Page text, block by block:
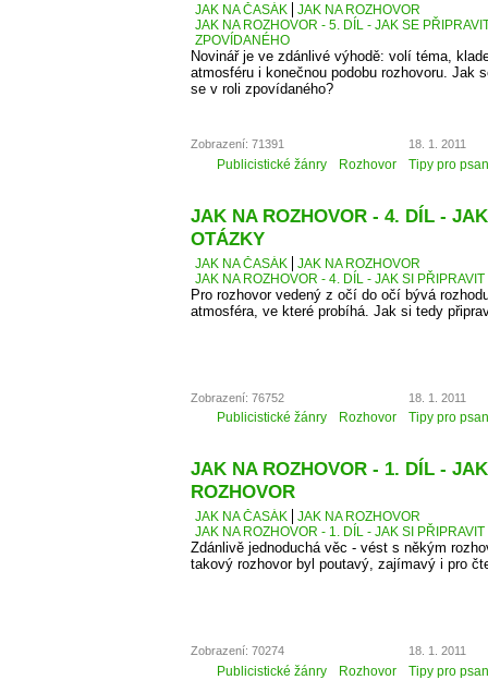
JAK NA ČASÁK
JAK NA ROZHOVOR
JAK NA ROZHOVOR - 5. DÍL - JAK SE
ZPOVÍDANÉHO
Novinář je ve zdánlivé výhodě: volí téma,
atmosféru i konečnou podobu rozhovoru. Jak
se v roli zpovídaného?
Zobrazení: 71391 18. 1. 2011
Publicistické žánry Rozhovor Tipy pro
JAK NA ROZHOVOR - 4. DÍL -
OTÁZKY
JAK NA ČASÁK
JAK NA ROZHOVOR
JAK NA ROZHOVOR - 4. DÍL - JAK SI PŘIPRAVIT
Pro rozhovor vedený z očí do očí bývá
atmosféra, ve které probíhá. Jak si tedy
Zobrazení: 76752 18. 1. 2011
Publicistické žánry Rozhovor Tipy pro
JAK NA ROZHOVOR - 1. DÍL -
ROZHOVOR
JAK NA ČASÁK
JAK NA ROZHOVOR
JAK NA ROZHOVOR - 1. DÍL - JAK SI
Zdánlivě jednoduchá věc - vést s někým
takový rozhovor byl poutavý, zajímavý i pro
Zobrazení: 70274 18. 1. 2011
Publicistické žánry Rozhovor Tipy pro